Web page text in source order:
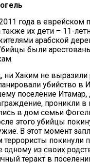
года в еврейском
их дети – 11-
арабской
были
Хаким не выразили
убийство
поселение
проникли
в дом семьи
этого убийцы
В этот момент
террористы покинули
одному из своих
теракт в